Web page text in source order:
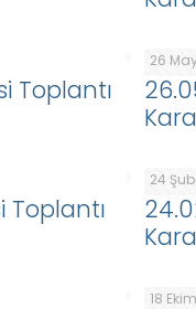
Toplantı
26
Toplantı
24
18